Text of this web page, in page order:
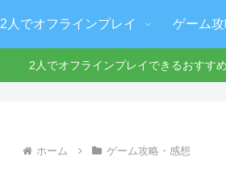
2人でオフラインプレイ ゲーム
2人でオフラインプレイできるおすす
ホーム ゲーム攻略・感想